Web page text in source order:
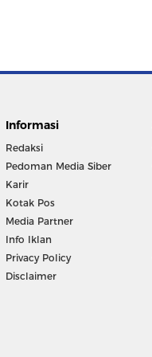
Informasi
Redaksi
Pedoman Media Siber
Karir
Kotak Pos
Media Partner
Info Iklan
Privacy Policy
Disclaimer